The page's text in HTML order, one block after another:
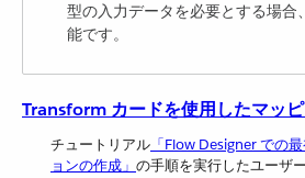
型の入力データを必要とする場合
能です。
Transform カードを使用したマッ
チュートリアル​ 「Flow Designer での
ョンの作成」 の手順を実行したユーザ